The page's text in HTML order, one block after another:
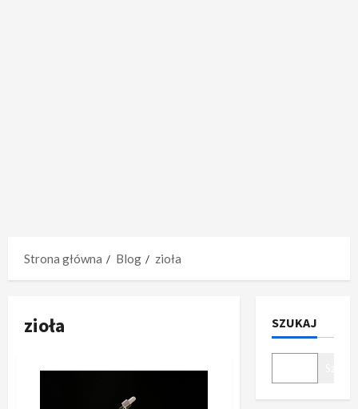
Strona główna Blog zioła
zioła SZUKAJ